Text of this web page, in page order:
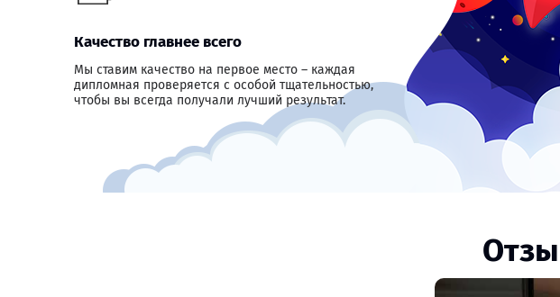
Качество главнее всего
Мы ставим качество на первое место – каждая
дипломная проверяется с особой тщательностью,
чтобы вы всегда получали лучший результат.